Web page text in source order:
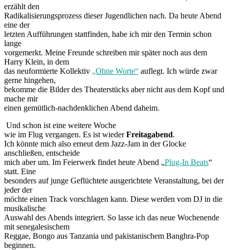
erzählt den
Radikalisierungsprozess dieser Jugendlichen nach. Da heute Abend
eine der
letzten Aufführungen stattfinden, habe ich mir den Termin schon
lange
vorgemerkt. Meine Freunde schreiben mir später noch aus dem
Harry Klein, in dem
das neuformierte Kollektiv „Ohne Worte“ auflegt. Ich würde zwar
gerne hingehen,
bekomme die Bilder des Theaterstücks aber nicht aus dem Kopf und
mache mir
einen gemütlich-nachdenklichen Abend daheim.
Und schon ist eine weitere Woche
wie im Flug vergangen. Es ist wiederFreitagabend.
Ich könnte mich also erneut dem Jazz-Jam in der Glocke
anschließen, entscheide
mich aber um. Im Feierwerk findet heute Abend „Plug-In Beats“
statt. Eine
besonders auf junge Geflüchtete ausgerichtete Veranstaltung, bei der
jeder der
möchte einen Track vorschlagen kann. Diese werden vom DJ in die
musikalische
Auswahl des Abends integriert. So lasse ich das neue Wochenende
mit senegalesischem
Reggae, Bongo aus Tanzania und pakistanischem Banghra-Pop
beginnen.